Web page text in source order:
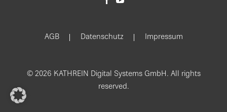
AGB Datenschutz Impressum
© 2026 KATHREIN Digital Systems GmbH. All rights
reserved.